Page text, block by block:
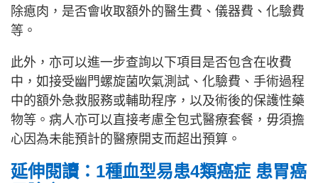
除瘜肉，是否會收取額外的醫生費、儀器費、化驗費
等。
此外，亦可以進一步查詢以下項目是否包含在收費
中，如接受幽門螺旋菌吹氣測試、化驗費、手術過程
中的額外急救服務或輔助程序，以及術後的保護性藥
物等。病人亦可以直接考慮全包式醫療套餐，毋須擔
心因為未能預計的醫療開支而超出預算。
延伸閱讀：1種血型易患4類癌症 患胃癌